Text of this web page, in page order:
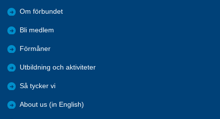
Om förbundet
Bli medlem
Förmåner
Utbildning och aktiviteter
Så tycker vi
About us (in English)